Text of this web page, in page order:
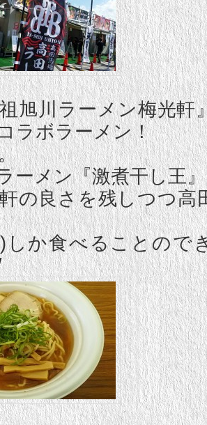
旭川ラーメン梅光軒
ラボラーメン！
ーメン『激煮干し王
の良さを残しつつ高
しか食べることので